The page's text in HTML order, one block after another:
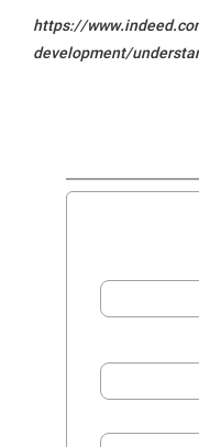
https://
development/